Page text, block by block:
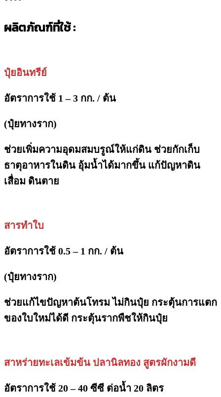
ผลิตภัณฑ์ที่ใช้ :
ปุ๋ยอินทรีย์
อัตราการใช้ 1 – 3 กก. / ต้น
(ปุ๋ยทางราก)
ช่วยเพิ่มความอุดมสมบรูณ์ให้แก่ดิน ช่วยกักเก็บ
ธาตุอาหารในดิน อุ้มน้ำได้มากขึ้น แก้ปัญหาดิน
เสื่อม ดินตาย
สารทำใบ
อัตราการใช้ 0.5 – 1 กก. / ต้น
(ปุ๋ยทางราก)
ช่วยแก้ไขปัญหาต้นโทรม ไม่กินปุ๋ย กระตุ้นการแตก
ของใบใหม่ได้ดี กระตุ้นรากพืชให้กินปุ๋ย
สาหร่ายทะเลเข้มข้น ปลานิลทอง สูตรผักงามดี
อัตราการใช้ 20 – 40 ซีซี ต่อน้ำ 20 ลิตร